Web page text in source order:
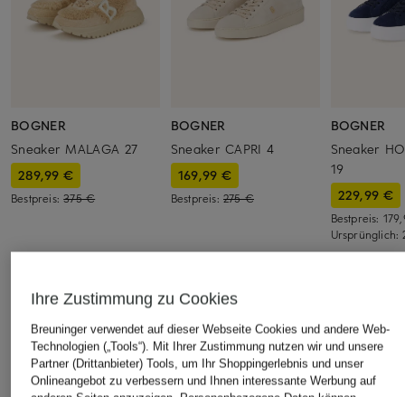
BOGNER
Sneaker MALAGA 27
289,99 €
Bestpreis:375 €
BOGNER
Sneaker CAPRI 4
169,99 €
Bestpreis: 275 €
BOGNER
Sneaker
19
229,99 €
Bestpreis:
Ursprünglich:
ÄHNLICHE ARTIKEL ENTDECKEN
Ihre Zustimmung zu Cookies
Breuninger verwendet auf dieser Webseite Cookies und andere Web-
Technologien („Tools“). Mit Ihrer Zustimmung nutzen wir und unsere
Partner (Drittanbieter) Tools, um Ihr Shoppingerlebnis und unser
Onlineangebot zu verbessern und Ihnen interessante Werbung auf